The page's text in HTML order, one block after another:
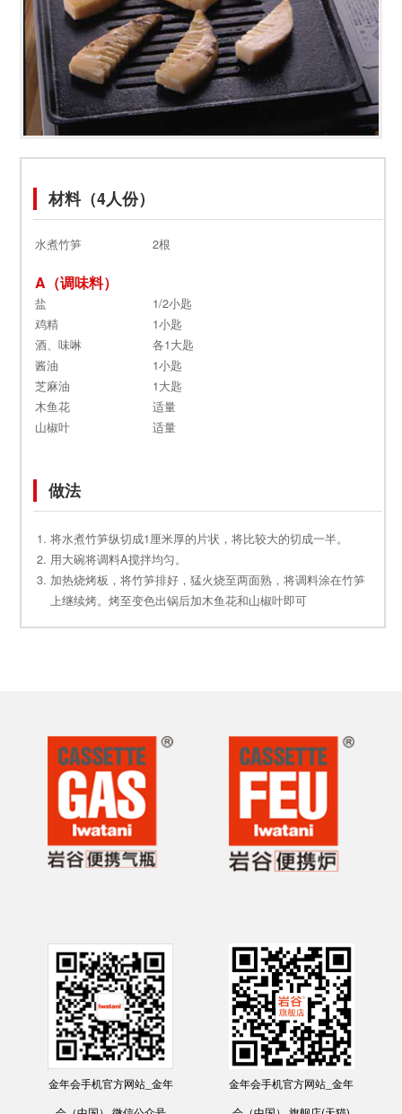
材料（4人份）
水煮竹笋 2根
A（调味料）
盐
1/2小匙
鸡精
1小匙
酒、味啉
各1大匙
酱油
1小匙
芝麻油
1大匙
木鱼花
适量
山椒叶
适量
做法
将水煮竹笋纵切成1厘米厚的片状，将比较大的切成一半。
用大碗将调料A搅拌均匀。
加热烧烤板，将竹笋排好，猛火烧至两面熟，将调料涂在竹笋
上继续烤。烤至变色出锅后加木鱼花和山椒叶即可
金年会手机官方网站_金年
金年会手机官方网站_金年